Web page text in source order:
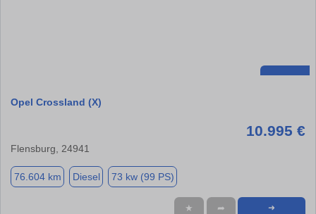
Opel Crossland (X)
10.995 €
Flensburg, 24941
76.604 km Diesel 73 kw (99 PS)
★ ➦ ➜